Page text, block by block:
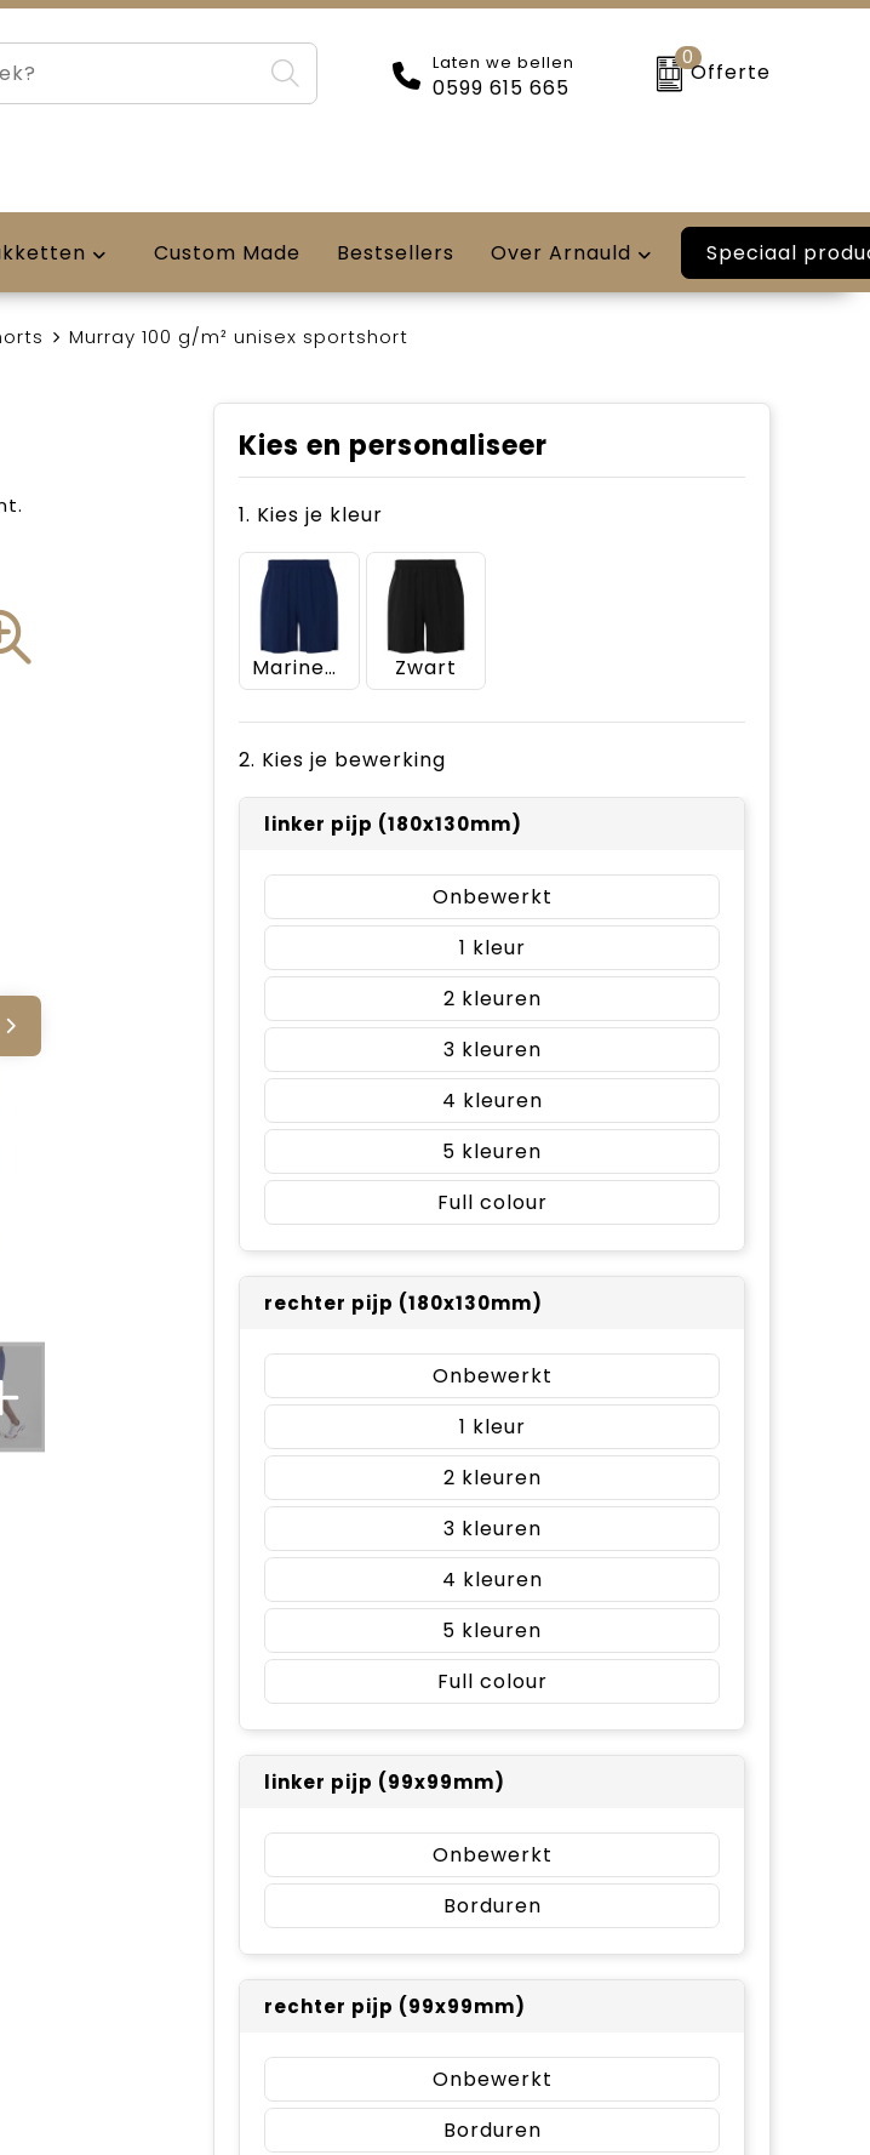
Laten we bellen
0599 615 665
0
Offerte
Custom Made Bestsellers Over Arnauld Speciaal
Murray 100 g/m² unisex sportshort
Kies en personaliseer
1. Kies je kleur
Marineblauw Zwart
2. Kies je bewerking
linker pijp (180x130mm)
Onbewerkt
1
2
3
4
5
Full colour
rechter pijp (180x130mm)
Onbewerkt
1
2
3
4
5
Full colour
linker pijp (99x99mm)
Onbewerkt
Borduren
rechter pijp (99x99mm)
Onbewerkt
Borduren